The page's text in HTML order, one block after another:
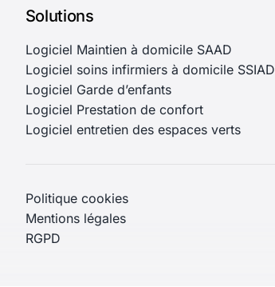
Solutions
Logiciel Maintien à domicile SAAD
Logiciel soins infirmiers à domicile SSIAD
Logiciel Garde d’enfants
Logiciel Prestation de confort
Logiciel entretien des espaces verts
Politique cookies
Mentions légales
RGPD